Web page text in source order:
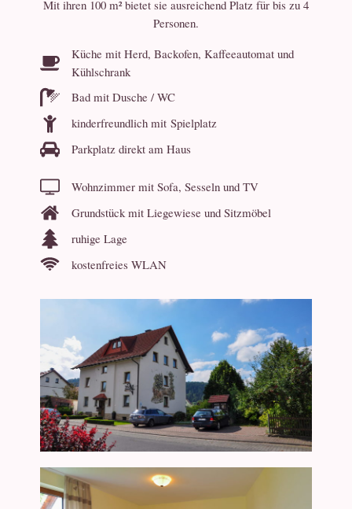
Mit ihren 100 m² bietet sie ausreichend Platz für bis zu 4
Personen.
Küche mit Herd, Backofen, Kaffeeautomat und
Kühlschrank
Bad mit Dusche / WC
kinderfreundlich mit Spielplatz
Parkplatz direkt am Haus
Wohnzimmer mit Sofa, Sesseln und TV
Grundstück mit Liegewiese und Sitzmöbel
ruhige Lage
kostenfreies WLAN